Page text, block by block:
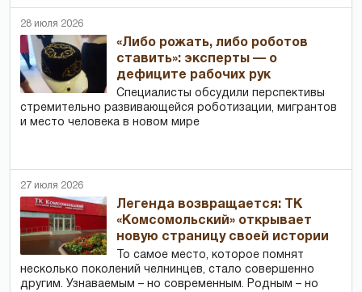
28 июля 2026
«Либо рожать, либо роботов
ставить»: эксперты — о
дефиците рабочих рук
Специалисты обсудили перспективы
стремительно развивающейся роботизации, мигрантов
и место человека в новом мире
27 июля 2026
Легенда возвращается: ТК
«Комсомольский» открывает
новую страницу своей истории
То самое место, которое помнят
несколько поколений челнинцев, стало совершенно
другим. Узнаваемым – но современным. Родным – но